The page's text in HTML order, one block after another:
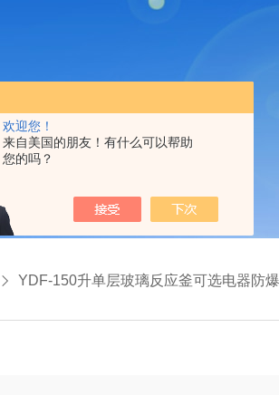
欢迎您！
来自美国的朋友！有什么可以帮助
您的吗？
YDF-150升单层玻璃反应釜可选电器防爆（巩义予华*）